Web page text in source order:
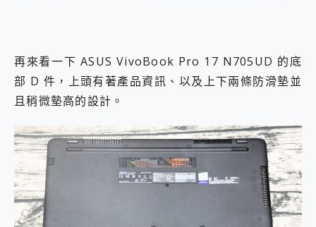
再來看一下 ASUS VivoBook Pro 17 N705UD 的底
部 D 件，上頭有著產品資訊、以及上下兩條防滑墊並
且稍微墊高的設計。